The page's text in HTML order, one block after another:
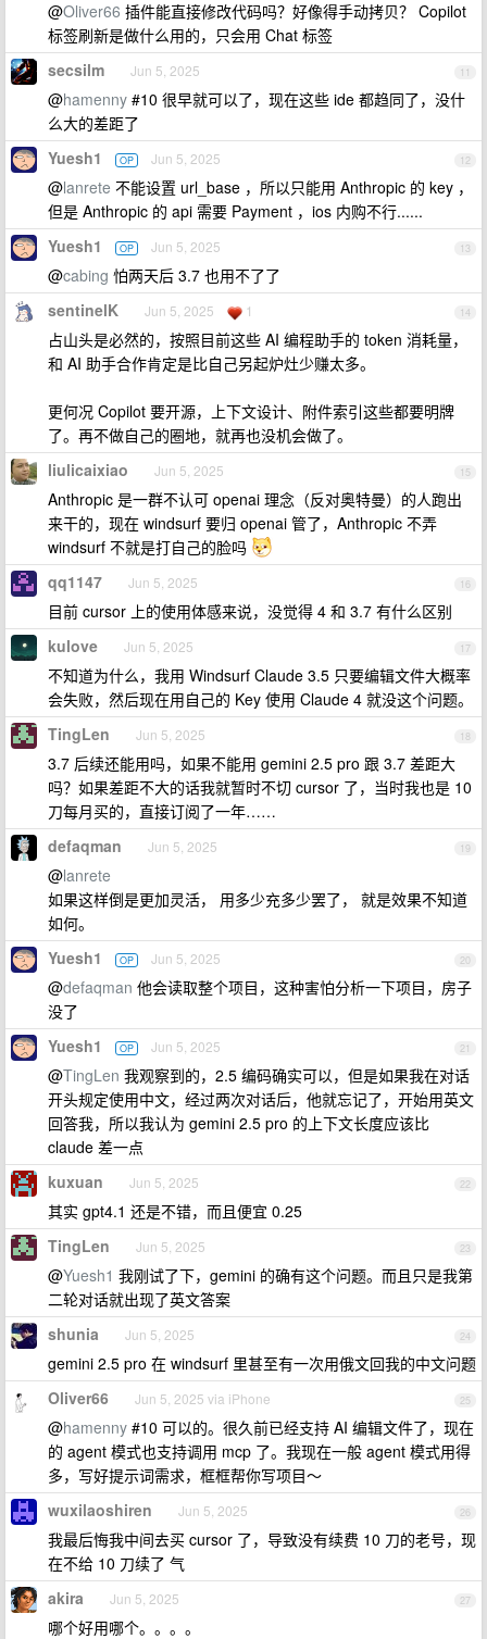
@Oliver66 插件能直接修改代码吗？好像得手动拷贝？ Copilot
标签刷新是做什么用的，只会用 Chat 标签
11
secsilm Jun 5, 2025
@hamenny #10 很早就可以了，现在这些 ide 都趋同了，没什
么大的差距了
12
Yuesh1 OP Jun 5, 2025
@lanrete 不能设置 url_base ，所以只能用 Anthropic 的 key ，
但是 Anthropic 的 api 需要 Payment ，ios 内购不行......
13
Yuesh1 OP Jun 5, 2025
@cabing 怕两天后 3.7 也用不了了
14
sentinelK Jun 5, 2025 1
占山头是必然的，按照目前这些 AI 编程助手的 token 消耗量，
和 AI 助手合作肯定是比自己另起炉灶少赚太多。
更何况 Copilot 要开源，上下文设计、附件索引这些都要明牌
了。再不做自己的圈地，就再也没机会做了。
15
liulicaixiao Jun 5, 2025
Anthropic 是一群不认可 openai 理念（反对奥特曼）的人跑出
来干的，现在 windsurf 要归 openai 管了，Anthropic 不弄
windsurf 不就是打自己的脸吗
16
qq1147 Jun 5, 2025
目前 cursor 上的使用体感来说，没觉得 4 和 3.7 有什么区别
17
kulove Jun 5, 2025
不知道为什么，我用 Windsurf Claude 3.5 只要编辑文件大概率
会失败，然后现在用自己的 Key 使用 Claude 4 就没这个问题。
18
TingLen Jun 5, 2025
3.7 后续还能用吗，如果不能用 gemini 2.5 pro 跟 3.7 差距大
吗？如果差距不大的话我就暂时不切 cursor 了，当时我也是 10
刀每月买的，直接订阅了一年……
19
defaqman Jun 5, 2025
@lanrete
如果这样倒是更加灵活， 用多少充多少罢了， 就是效果不知道
如何。
20
Yuesh1 OP Jun 5, 2025
@defaqman 他会读取整个项目，这种害怕分析一下项目，房子
没了
21
Yuesh1 OP Jun 5, 2025
@TingLen 我观察到的，2.5 编码确实可以，但是如果我在对话
开头规定使用中文，经过两次对话后，他就忘记了，开始用英文
回答我，所以我认为 gemini 2.5 pro 的上下文长度应该比
claude 差一点
22
kuxuan Jun 5, 2025
其实 gpt4.1 还是不错，而且便宜 0.25
23
TingLen Jun 5, 2025
@Yuesh1 我刚试了下，gemini 的确有这个问题。而且只是我第
二轮对话就出现了英文答案
24
shunia Jun 5, 2025
gemini 2.5 pro 在 windsurf 里甚至有一次用俄文回我的中文问题
25
Oliver66 Jun 5, 2025 via iPhone
@hamenny #10 可以的。很久前已经支持 AI 编辑文件了，现在
的 agent 模式也支持调用 mcp 了。我现在一般 agent 模式用得
多，写好提示词需求，框框帮你写项目～
26
wuxilaoshiren Jun 5, 2025
我最后悔我中间去买 cursor 了，导致没有续费 10 刀的老号，现
在不给 10 刀续了 气
27
akira Jun 5, 2025
哪个好用哪个。。。。